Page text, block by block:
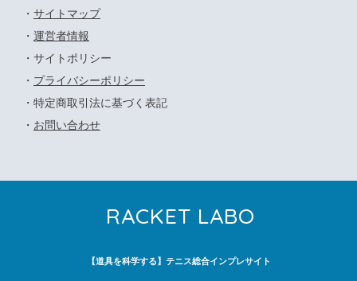
・ サイトマップ
・ 運営者情報
・サイトポリシー
・ プライバシーポリシー
・特定商取引法に基づく表記
・ お問い合わせ
RACKET LABO
【道具を科学する】テニス総合インプレサイト